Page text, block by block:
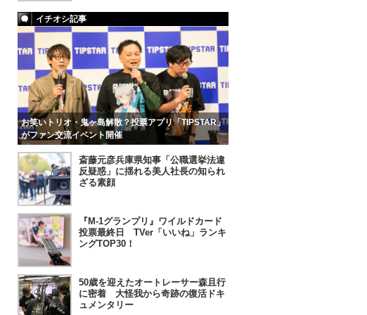
イチオシ記事
お笑いトリオ・鬼ヶ島解散？投票アプリ「TIPSTAR」
がファン交流イベント開催
斎藤元彦兵庫県知事「公職選挙法違
反疑惑」に揺れる美人社長の知られ
ざる素顔
『M-1グランプリ』ワイルドカード
投票最終日 TVer「いいね」ランキ
ングTOP30！
50歳を迎えたオートレーサー森且行
に密着 大怪我から奇跡の復活ドキ
ュメンタリー